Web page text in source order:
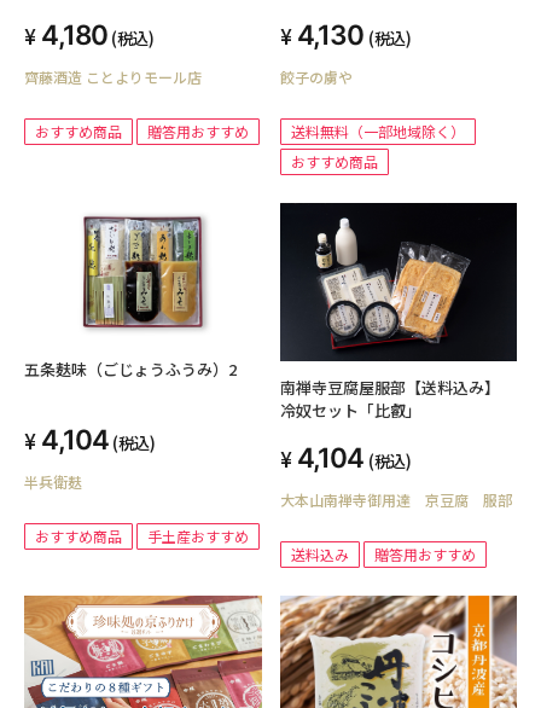
4,180 (税込)
齊藤酒造 ことよりモール店
おすすめ商品 贈答用おすすめ
4,130 (税込)
餃子の虜や
送料無料（一部地域除く）
おすすめ商品
五条麸味（ごじょうふうみ）2
4,104 (税込)
半兵衛麸
おすすめ商品 手土産おすすめ
南禅寺豆腐屋服部【送料込み】
冷奴セット「比叡」
4,104 (税込)
大本山南禅寺御用達 京豆腐 服部
送料込み 贈答用おすすめ